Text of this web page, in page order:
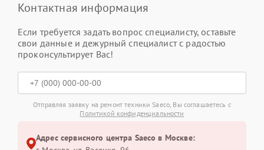
Контактная информация
Если требуется задать вопрос специалисту, оставьте
свои данные и дежурный специалист с радостью
проконсультирует Вас!
Отправляя заявку на ремонт техники Saeco, Вы соглашаетесь с
Политикой конфиденциальности
Адрес сервисного центра Saeco в Москве: